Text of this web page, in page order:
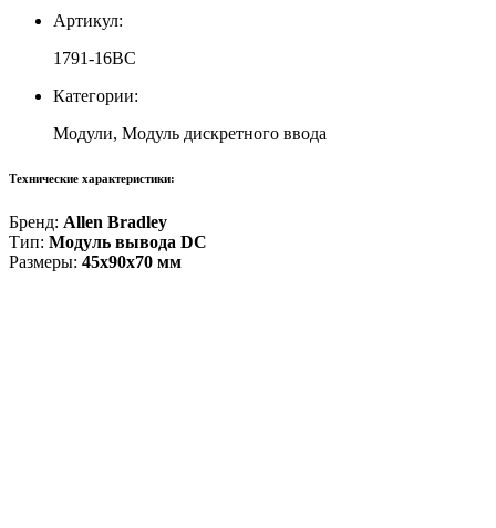
Артикул:
1791-16BC
Категории:
Модули, Модуль дискретного ввода
Технические характеристики:
Бренд: Allen Bradley
Тип: Модуль вывода DC
Размеры: 45x90x70 мм